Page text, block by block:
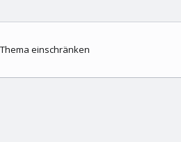
einschränken